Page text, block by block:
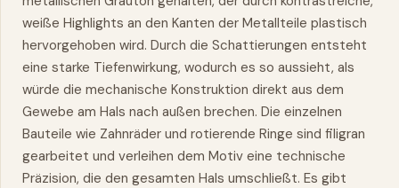
weiße Highlights an den Kanten der Metallteile plastisch
hervorgehoben wird. Durch die Schattierungen entsteht
eine starke Tiefenwirkung, wodurch es so aussieht, als
würde die mechanische Konstruktion direkt aus dem
Gewebe am Hals nach außen brechen. Die einzelnen
Bauteile wie Zahnräder und rotierende Ringe sind filigran
gearbeitet und verleihen dem Motiv eine technische
Präzision, die den gesamten Hals umschließt. Es gibt